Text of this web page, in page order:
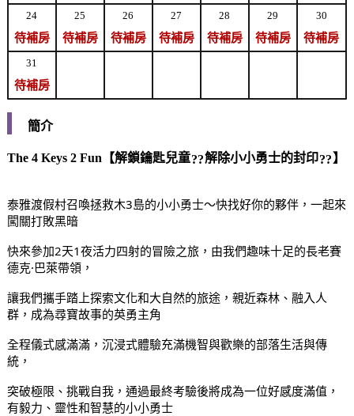
24
待補房
25
待補房
26
待補房
27
待補房
28
待補房
29
待補房
30
待補房
31
待補房
簡介
The 4 Keys 2 Fun【解鎖鑰匙兒童 解除小小勇士的封印 】
泰雅渡假村召喚拯救木3島的小小勇士～快找好你的夥伴，一起來
闖關打敗黑暗
快來參加2天1夜活力四射的冒險之旅，由我們趣味十足的長老賽
德克·巴萊帶領，
讓我們攜手踏上探索文化和大自然的旅途，親近森林、融入人
群，成為尋寶故事的英勇主角
全程儀式感滿滿，沉浸式體驗充滿機智與歡樂的部落生活與傳
統，
突破極限、挑戰自我，通過最終考驗後將成為一位好感度滿值，
有毅力、靈性和智慧的小小勇士